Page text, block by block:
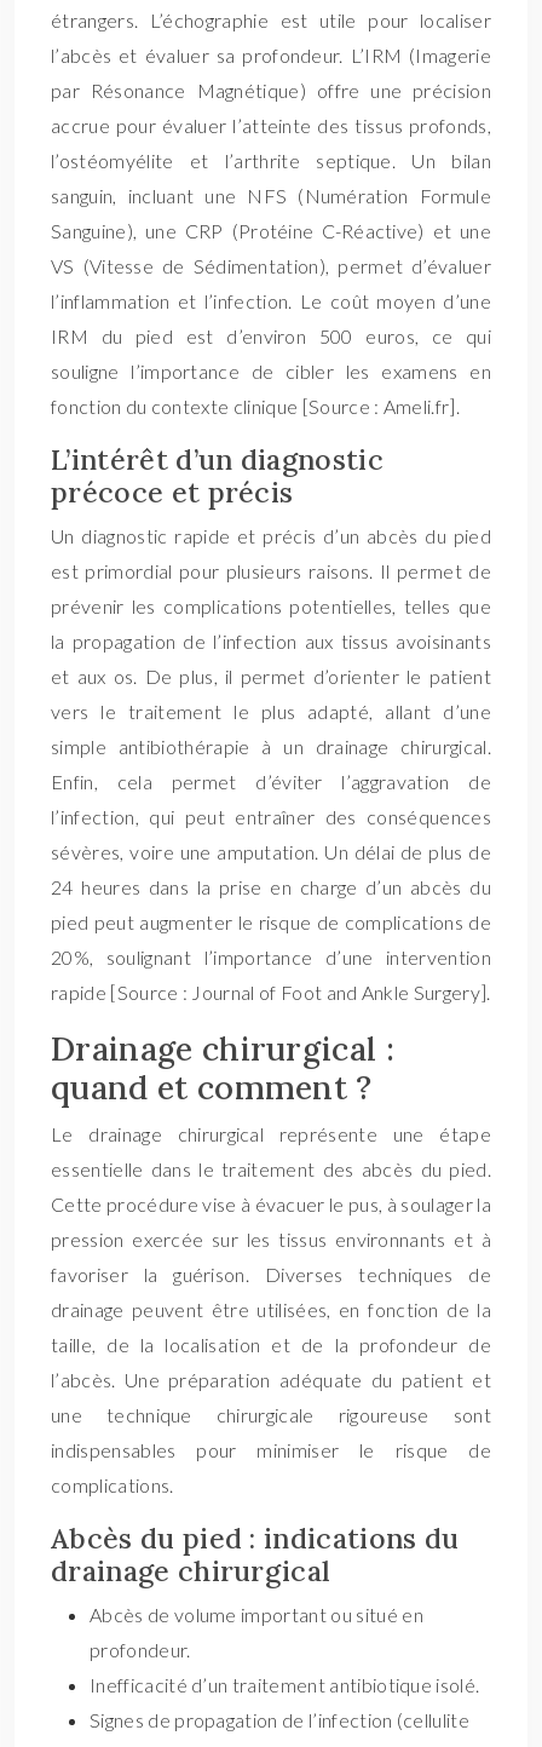
étrangers. L’échographie est utile pour localiser
l’abcès et évaluer sa profondeur. L’IRM (Imagerie
par Résonance Magnétique) offre une précision
accrue pour évaluer l’atteinte des tissus profonds,
l’ostéomyélite et l’arthrite septique. Un bilan
sanguin, incluant une NFS (Numération Formule
Sanguine), une CRP (Protéine C-Réactive) et une
VS (Vitesse de Sédimentation), permet d’évaluer
l’inflammation et l’infection. Le coût moyen d’une
IRM du pied est d’environ 500 euros, ce qui
souligne l’importance de cibler les examens en
fonction du contexte clinique [Source : Ameli.fr].
L’intérêt d’un diagnostic
précoce et précis
Un diagnostic rapide et précis d’un abcès du pied
est primordial pour plusieurs raisons. Il permet de
prévenir les complications potentielles, telles que
la propagation de l’infection aux tissus avoisinants
et aux os. De plus, il permet d’orienter le patient
vers le traitement le plus adapté, allant d’une
simple antibiothérapie à un drainage chirurgical.
Enfin, cela permet d’éviter l’aggravation de
l’infection, qui peut entraîner des conséquences
sévères, voire une amputation. Un délai de plus de
24 heures dans la prise en charge d’un abcès du
pied peut augmenter le risque de complications de
20%, soulignant l’importance d’une intervention
rapide [Source : Journal of Foot and Ankle Surgery].
Drainage chirurgical :
quand et comment ?
Le drainage chirurgical représente une étape
essentielle dans le traitement des abcès du pied.
Cette procédure vise à évacuer le pus, à soulager la
pression exercée sur les tissus environnants et à
favoriser la guérison. Diverses techniques de
drainage peuvent être utilisées, en fonction de la
taille, de la localisation et de la profondeur de
l’abcès. Une préparation adéquate du patient et
une technique chirurgicale rigoureuse sont
indispensables pour minimiser le risque de
complications.
Abcès du pied : indications du
drainage chirurgical
Abcès de volume important ou situé en
profondeur.
Inefficacité d’un traitement antibiotique isolé.
Signes de propagation de l’infection (cellulite